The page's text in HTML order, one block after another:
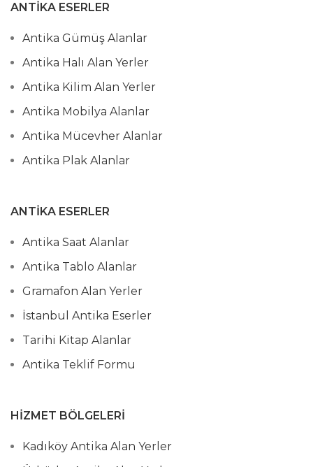
ANTIKA ESERLER
Antika Gümüş Alanlar
Antika Halı Alan Yerler
Antika Kilim Alan Yerler
Antika Mobilya Alanlar
Antika Mücevher Alanlar
Antika Plak Alanlar
ANTIKA ESERLER
Antika Saat Alanlar
Antika Tablo Alanlar
Gramafon Alan Yerler
İstanbul Antika Eserler
Tarihi Kitap Alanlar
Antika Teklif Formu
HIZMET BÖLGELERI
Kadıköy Antika Alan Yerler